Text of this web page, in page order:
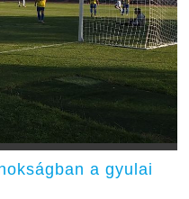
a gyulai